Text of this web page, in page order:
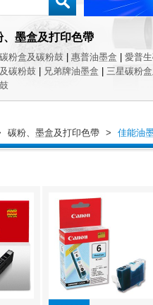
、墨盒及打印色帶
粉盒及碳粉鼓 惠普油墨盒
愛普
碳粉鼓
兄弟牌油墨盒
三星碳粉
碳粉、墨盒及打印色帶 > 佳能油